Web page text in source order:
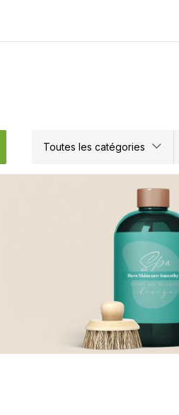
Toutes les catégories